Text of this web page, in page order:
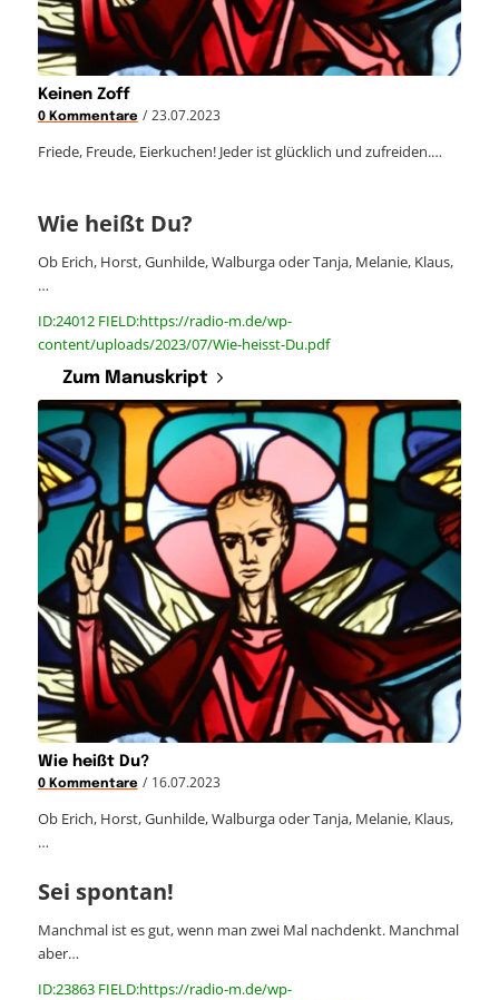
Keinen Zoff
0 Kommentare / 23.07.2023
Friede, Freude, Eierkuchen! Jeder ist glücklich und zufreiden.…
Wie heißt Du?
Ob Erich, Horst, Gunhilde, Walburga oder Tanja, Melanie, Klaus,
…
ID:24012 FIELD:https://radio-m.de/wp-
content/uploads/2023/07/Wie-heisst-Du.pdf
Zum Manuskript
Wie heißt Du?
0 Kommentare / 16.07.2023
Ob Erich, Horst, Gunhilde, Walburga oder Tanja, Melanie, Klaus,
…
Sei spontan!
Manchmal ist es gut, wenn man zwei Mal nachdenkt. Manchmal
aber…
ID:23863 FIELD:https://radio-m.de/wp-